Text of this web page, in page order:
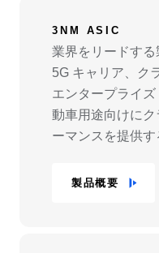
3NM ASIC
業界をリードする
5G キャリア、ク
エンタープライ
動車用途向けに
ーマンスを提供す
製品概要